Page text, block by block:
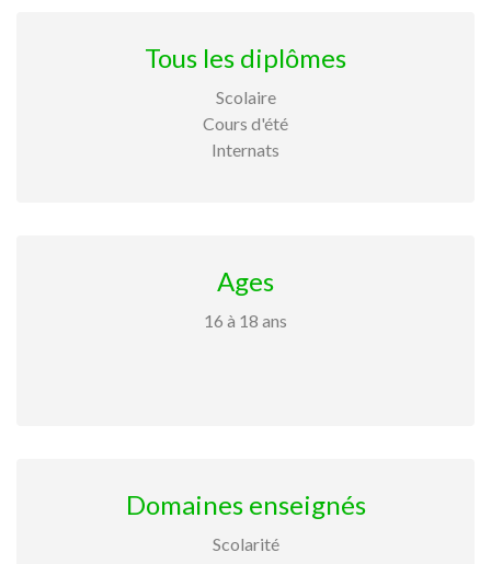
Tous les diplômes
Scolaire
Cours d'été
Internats
Ages
16 à 18 ans
Domaines enseignés
Scolarité